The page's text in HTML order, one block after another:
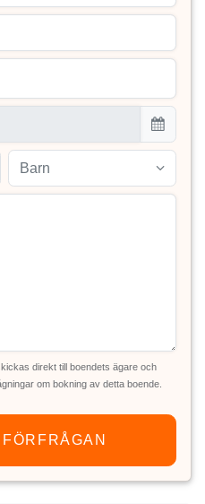
Barn
direkt till boendets ägare och
om bokning av detta boende.